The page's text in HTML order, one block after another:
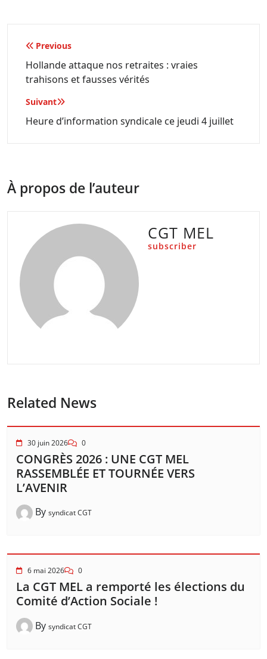
Navigation
de
l’article
Previous
Hollande attaque nos retraites : vraies
trahisons et fausses vérités
Suivant
Heure d’information syndicale ce jeudi 4 juillet
À propos de l’auteur
CGT MEL
subscriber
Related News
30 juin 2026 0
CONGRÈS 2026 : UNE CGT MEL
RASSEMBLÉE ET TOURNÉE VERS
L’AVENIR
By syndicat CGT
6 mai 2026 0
La CGT MEL a remporté les élections du
Comité d’Action Sociale !
By syndicat CGT